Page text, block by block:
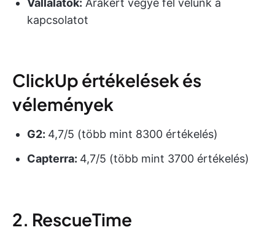
kapcsolatot
ClickUp értékelések és
vélemények
G2: 4,7/5 (több mint 8300 értékelés)
Capterra: 4,7/5 (több mint 3700 értékelés)
2. RescueTime